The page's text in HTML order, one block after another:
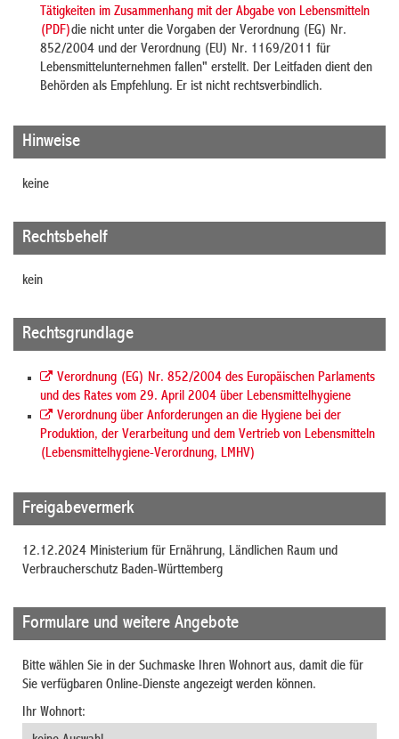
Tätigkeiten im Zusammenhang mit der Abgabe von Lebensmitteln
(PDF)die nicht unter die Vorgaben der Verordnung (EG) Nr.
852/2004 und der Verordnung (EU) Nr. 1169/2011 für
Lebensmittelunternehmen fallen" erstellt. Der Leitfaden dient den
Behörden als Empfehlung. Er ist nicht rechtsverbindlich.
Hinweise
keine
Rechtsbehelf
kein
Rechtsgrundlage
Verordnung (EG) Nr. 852/2004 des Europäischen Parlaments
und des Rates vom 29. April 2004 über Lebensmittelhygiene
Verordnung über Anforderungen an die Hygiene bei der
Produktion, der Verarbeitung und dem Vertrieb von Lebensmitteln
(Lebensmittelhygiene-Verordnung, LMHV)
Freigabevermerk
12.12.2024 Ministerium für Ernährung, Ländlichen Raum und
Verbraucherschutz Baden-Württemberg
Formulare und weitere Angebote
Bitte wählen Sie in der Suchmaske Ihren Wohnort aus, damit die für
Sie verfügbaren Online-Dienste angezeigt werden können.
Ihr Wohnort: